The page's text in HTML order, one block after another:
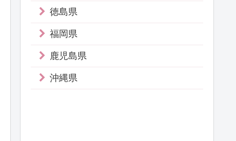
徳島県
福岡県
鹿児島県
沖縄県